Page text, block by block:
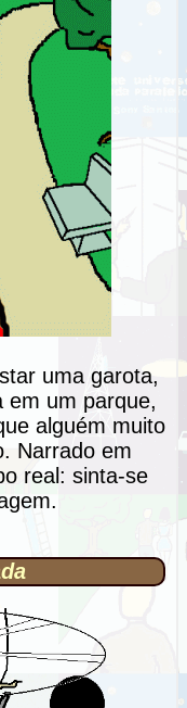
uma garota,
em um parque,
alguém muito
Narrado em
real: sinta-se